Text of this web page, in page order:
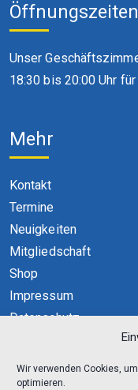
Wir verwenden Cookies,
optimieren.
Öffnungszeiten
Unser
18:30 bis 20:00 Uhr
Mehr
Kontakt
Termine
Neuigkeiten
Mitgliedschaft
Shop
Impressum
Datenschutz
Cookie-Richtlinie (EU)